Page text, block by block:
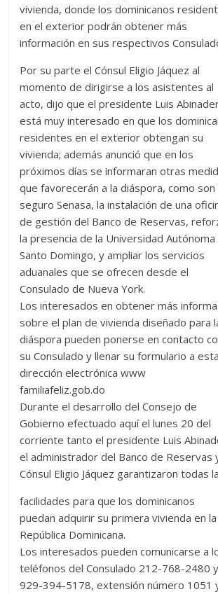
vivienda, donde los dominicanos
en el exterior podrán obtener más
información en sus respectivos
Por su parte el Cónsul Eligio Jáquez al
momento de dirigirse a los asistentes al
acto, dijo que el presidente Luis
está muy interesado en que los
residentes en el exterior obtengan su
vivienda; además anunció que en los
próximos días se informaran otras
que favorecerán a la diáspora, como son
seguro Senasa, la instalación de una
de gestión del Banco de Reservas,
la presencia de la Universidad Autónoma
Santo Domingo, y ampliar los servicios
aduanales que se ofrecen desde el
Consulado de Nueva York.
Los interesados en obtener más
sobre el plan de vivienda diseñado para
diáspora pueden ponerse en contacto
su Consulado y llenar su formulario a esta
dirección electrónica www
familiafeliz.gob.do
Durante el desarrollo del Consejo de
Gobierno efectuado aquí el lunes 20 del
corriente tanto el presidente Luis
el administrador del Banco de Reservas
Cónsul Eligio Jáquez garantizaron todas
facilidades para que los dominicanos
puedan adquirir su primera vivienda en la
República Dominicana.
Los interesados pueden comunicarse a
teléfonos del Consulado 212-768-2480 y
929-394-5178, extensión número 1051